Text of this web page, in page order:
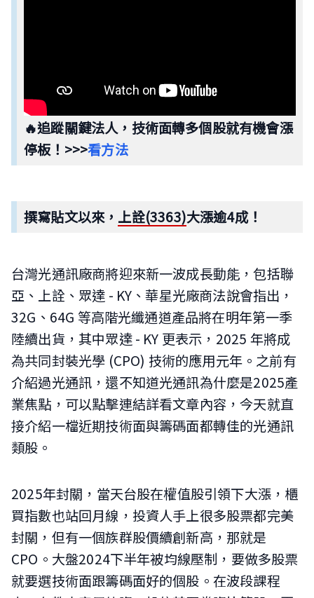
🔥追蹤關鍵法人，技術面轉多個股就有機會漲
停板！>>>看方法
撰寫貼文以來， 上詮(3363)大漲逾4成！
台灣光通訊廠商將迎來新一波成長動能，包括聯
亞、上詮、眾達 - KY、華星光廠商法說會指出，
32G、64G 等高階光纖通道產品將在明年第一季
陸續出貨，其中眾達 - KY 更表示，2025 年將成
為共同封裝光學 (CPO) 技術的應用元年。之前有
介紹過光通訊，還不知道光通訊為什麼是2025產
業焦點，可以點擊連結詳看文章內容，今天就直
接介紹一檔近期技術面與籌碼面都轉佳的光通訊
類股。
2025年封關，當天台股在權值股引領下大漲，櫃
買指數也站回月線，投資人手上很多股票都完美
封關，但有一個族群股價續創新高，那就是
CPO。大盤2024下半年被均線壓制，要做多股票
就要選技術面跟籌碼面好的個股。在波段課程